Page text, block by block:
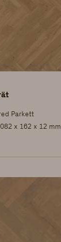
Parkett
x 162 x 12 mm